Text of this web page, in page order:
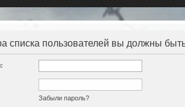
списка пользователей вы должны
Забыли пароль?